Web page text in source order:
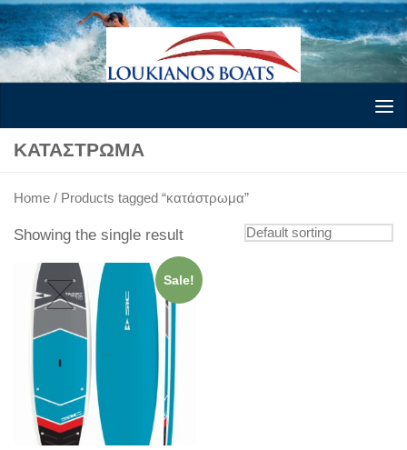
Skip to content
ΚΑΤΆΣΤΡΩΜΑ
Home / Products tagged “κατάστρωμα”
Showing the single result
Sale!